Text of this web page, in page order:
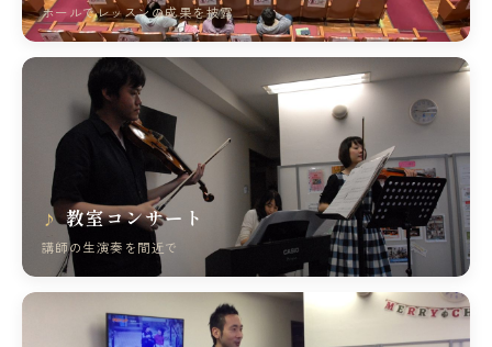
ホールでレッスンの成果を披露
教室コンサート
講師の生演奏を間近で